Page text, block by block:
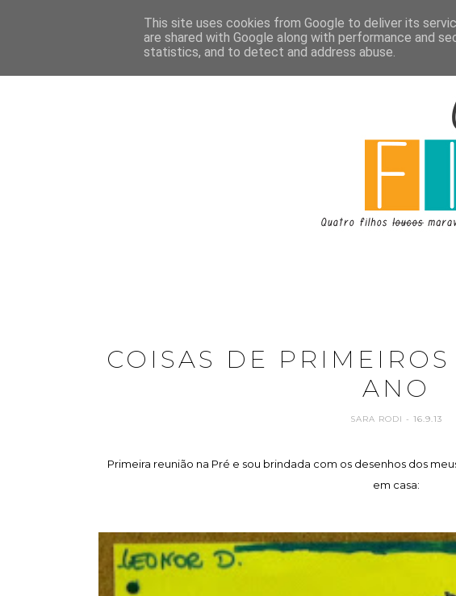
COISAS DE
ANO
SARA RODI - 16.9.13
Primeira reunião na Pré e sou brindada com os desenhos dos
em casa:
This site uses cookies from Google to deliver its
are shared with Google along with performance and
statistics, and to detect and address abuse.